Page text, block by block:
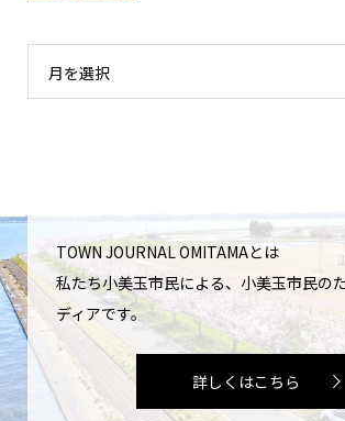
月を選択
TOWN JOURNAL OMITAMAとは
私たち小美玉市民による、小美玉市民の
ディアです。
詳しくはこちら